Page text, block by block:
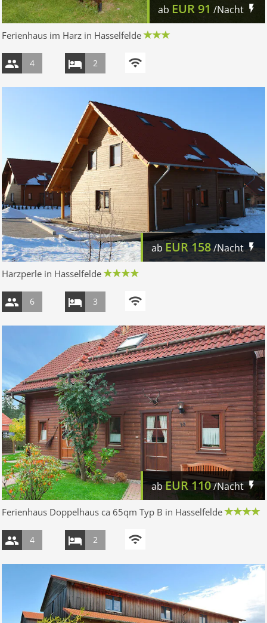
ab EUR91 /Nacht
Ferienhaus im Harz in Hasselfelde
4 2
ab EUR158/Nacht
Harzperle in Hasselfelde
6 3
abEUR 110/Nacht
Ferienhaus Doppelhaus ca 65qm Typ B in Hasselfelde
4 2